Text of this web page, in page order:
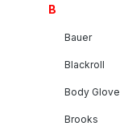
B
Bauer
Blackroll
Body Glove
Brooks